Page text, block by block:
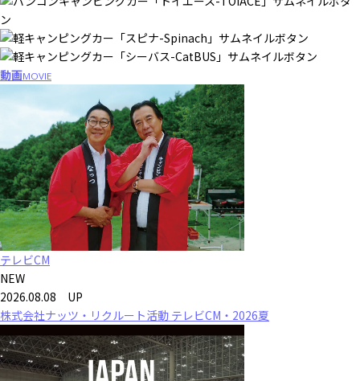
動画MOVIE
テレビCM
NEW
2026.08.08 UP
株式会社ナッツ・リクルート活動 テレビCM・2026夏